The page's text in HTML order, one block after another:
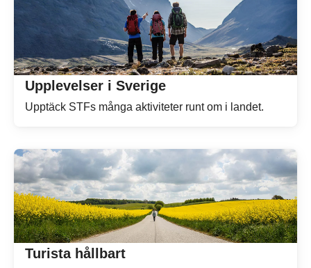
Upplevelser i Sverige
Upptäck STFs många aktiviteter runt om i landet.
Turista hållbart